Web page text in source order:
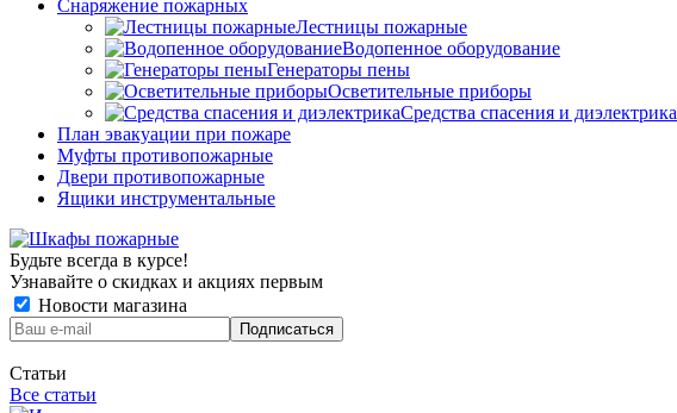
Снаряжение пожарных
Лестницы пожарные
Водопенное оборудование
Генераторы пены
Осветительные приборы
Средства спасения и диэлектрика
План эвакуации при пожаре
Муфты противопожарные
Двери противопожарные
Ящики инструментальные
Будьте всегда в курсе!
Узнавайте о скидках и акциях первым
Новости магазина
Статьи
Все статьи